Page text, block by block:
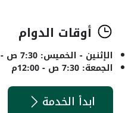
أوقات الدوام
الإثنين - الخميس: 7:30 ص - 3:30م
الجمعة: 7:30 ص - 12:00م
ابدأ الخدمة